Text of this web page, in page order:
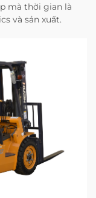
mà thời gian là
và sản xuất.